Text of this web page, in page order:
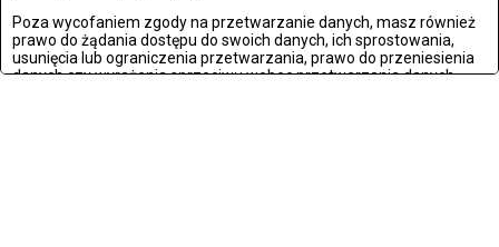
Poza wycofaniem zgody na przetwarzanie danych, masz również
prawo do żądania dostępu do swoich danych, ich sprostowania,
usunięcia lub ograniczenia przetwarzania, prawo do przeniesienia
danych czy wyrażenia sprzeciwu wobec przetwarzania danych.